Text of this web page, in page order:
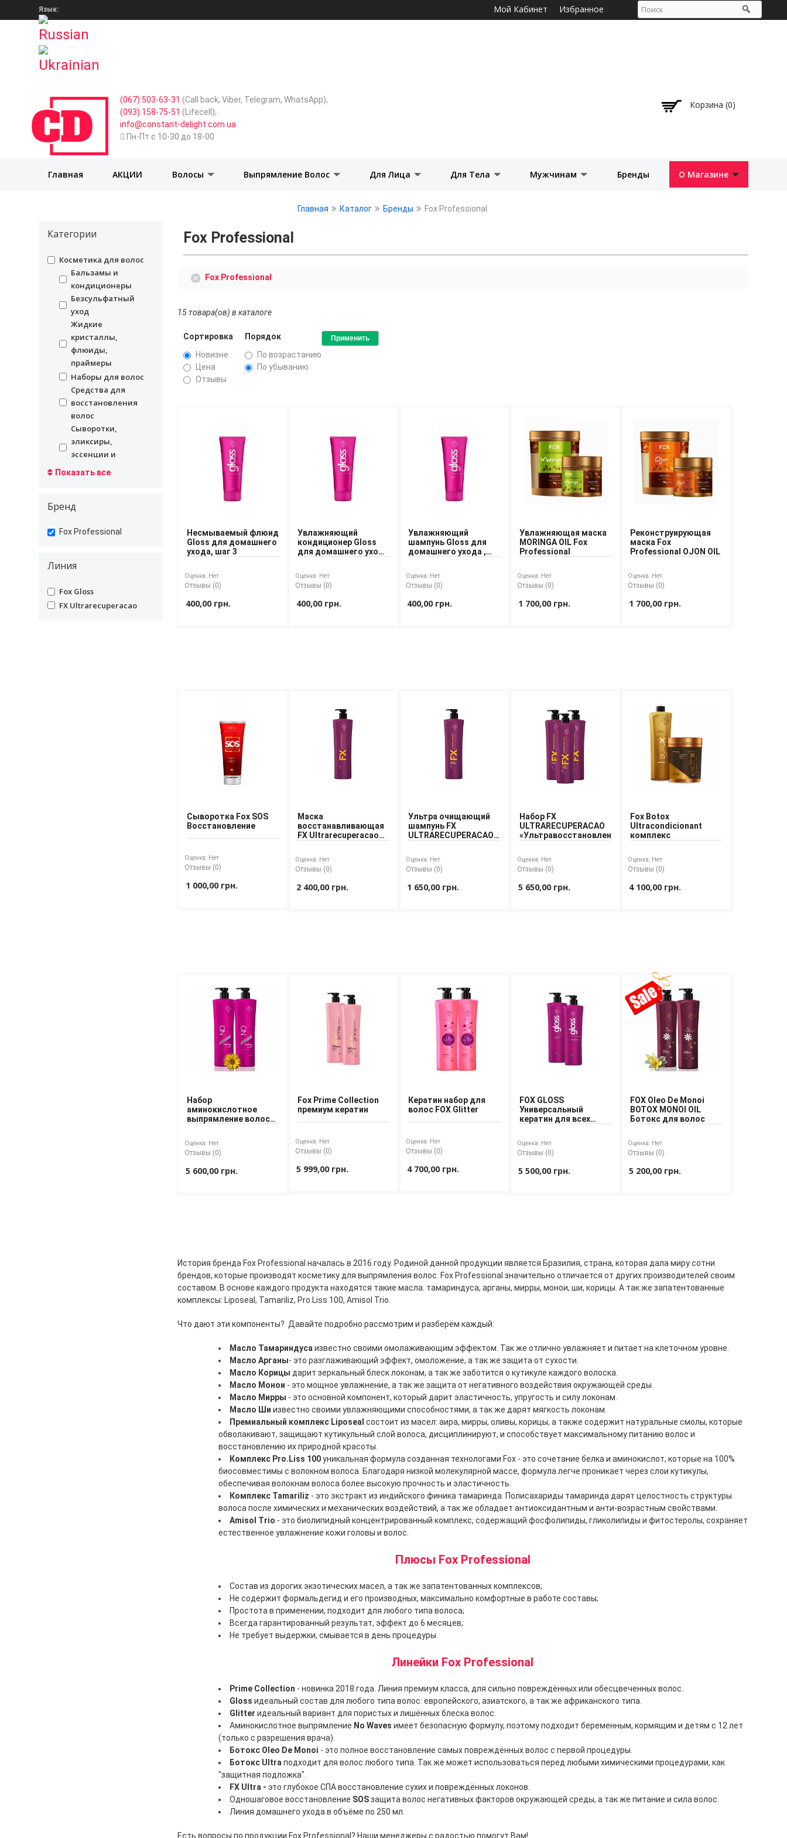
основному
Язык: Мой Кабинет Избранное
(067) 503-63-31 (Call back, Viber, Telegram, WhatsApp);
(093) 158-75-51 (Lifecell);
info@constant-delight.com.ua
Пн-Пт с 10-30 до 18-00
Корзина (0)
Главная АКЦИИ Волосы Выпрямление Волос Для Лица Для Тела Мужчинам Бренды О Магазине
Главная Каталог Бренды Fox Professional
Категории
undefined
Косметика для волос
undefined
Бальзамы и
кондиционеры
undefined
Безсульфатный
уход
undefined
Жидкие
кристаллы,
флюиды,
праймеры
undefined
Наборы для волос
undefined
Средства для
восстановления
волос
undefined
Сыворотки,
эликсиры,
эссенции и
undefined
Средства для
выпрямления волос
волос
Показать все
Бренд
undefined
Fox Professional
Линия
undefined
Fox Gloss
undefined
FX Ultrarecuperacao
Fox Professional
Fox Professional
15 товара(ов) в каталоге
Сортировка
Новизне
Цена
Отзывы
Порядок
По возрастанию
По убыванию
Несмываемый флюид
Gloss для домашнего
ухода, шаг 3
Оценка: Нет
Отзывы (0)
400,00 грн.
Увлажняющий
кондиционер Gloss
для домашнего ухода
Оценка: Нет
Отзывы (0)
400,00 грн.
Увлажняющий
шампунь Gloss для
домашнего ухода ,
Оценка: Нет
Отзывы (0)
400,00 грн.
Увлажняющая маска
MORINGA OIL Fox
Professional
Оценка: Нет
Отзывы (0)
1 700,00 грн.
Реконструирующая
маска Fox
Professional OJON OIL
Оценка: Нет
Отзывы (0)
1 700,00 грн.
Сыворотка Fox SOS
Восстановление
Оценка: Нет
Отзывы (0)
1 000,00 грн.
Маска
восстанавливающая
FX Ultrarecuperacao
Оценка: Нет
Отзывы (0)
2 400,00 грн.
Ультра очищающий
шампунь FX
ULTRARECUPERACAO
Оценка: Нет
Отзывы (0)
1 650,00 грн.
Набор FX
ULTRARECUPERACAO
«Ультравосстановление»
Оценка: Нет
Отзывы (0)
5 650,00 грн.
Fox Botox
Ultracondicionant
комплекс
Оценка: Нет
Отзывы (0)
4 100,00 грн.
Набор
аминокислотное
выпрямление волос
Оценка: Нет
Отзывы (0)
5 600,00 грн.
Fox Prime Collection
премиум кератин
Оценка: Нет
Отзывы (0)
5 999,00 грн.
Кератин набор для
волос FOX Glitter
Оценка: Нет
Отзывы (0)
4 700,00 грн.
FOX GLOSS
Универсальный
кератин для всех
Оценка: Нет
Отзывы (0)
5 500,00 грн.
FOX Oleo De Monoi
BOTOX MONOI OIL
Ботокс для волос
Оценка: Нет
Отзывы (0)
5 200,00 грн.
История бренда Fox Professional началась в 2016 году. Родиной данной продукции является Бразилия, страна, которая дала миру сотни
брендов, которые производят косметику для выпрямления волос. Fox Professional значительно отличается от других производителей своим
составом. В основе каждого продукта находятся такие масла: тамариндуса, арганы, мирры, монои, ши, корицы. А так же запатентованные
комплексы: Liposeal, Tamariliz, Pro.Liss 100, Amisol Trio.
Что дают эти компоненты? Давайте подробно рассмотрим и разберём каждый:
Масло Тамариндусаизвестно своими омолаживающим эффектом. Так же отлично увлажняет и питает на клеточном уровне.
Масло Арганы- это разглаживающий эффект, омоложение, а так же защита от сухости.
Масло Корицы дарит зеркальный блеск локонам, а так же заботится о кутикуле каждого волоска.
Масло Монои - это мощное увлажнение, а так же защита от негативного воздействия окружающей среды.
Масло Мирры - это основной компонент, который дарит эластичность, упругость и силу локонам.
Масло Ши известно своими увлажняющими способностями, а так же дарят мягкость локонам.
Премиальный комплекс Liposealсостоит из масел: аира, мирры, оливы, корицы, а также содержит натуральные смолы, которые
обволакивают, защищают кутикульный слой волоса, дисциплинируют, и способствует максимальному питанию волос и
восстановлению их природной красоты.
Комплекс Pro.Liss 100уникальная формула созданная технологами Fox - это сочетание белка и аминокислот, которые на 100%
биосовместимы с волокном волоса. Благодаря низкой молекулярной массе, формула легче проникает через слои кутикулы,
обеспечивая волокнам волоса более высокую прочность и эластичность.
Комплекс Tamariliz - это экстракт из индийского финика тамаринда. Полисахариды тамаринда дарят целостность структуры
волоса после химических и механических воздействий, а так же обладает антиоксидантным и анти-возрастным свойствами.
Amisol Trio - это биолипидный концентрированный комплекс, содержащий фосфолипиды, гликолипиды и фитостеролы, сохраняет
естественное увлажнение кожи головы и волос.
Плюсы Fox Professional
Состав из дорогих экзотических масел, а так же запатентованных комплексов;
Не содержит формальдегид и его производных, максимально комфортные в работе составы;
Простота в применении, подходит для любого типа волоса;
Всегда гарантированный результат, эффект до 6 месяцев;
Не требует выдержки, смывается в день процедуры.
Линейки Fox Professional
Prime Collection - новинка 2018 года. Линия премиум класса, для сильно повреждённых или обесцвеченных волос.
Gloss идеальный состав для любого типа волос: европейского, азиатского, а так же африканского типа.
Glitter идеальный вариант для пористых и лишённых блеска волос.
Аминокислотное выпрямление No Wavesимеет безопасную формулу, поэтому подходит беременным, кормящим и детям с 12 лет
(только с разрешения врача).
Ботокс Oleo De Monoi - это полное восстановление самых повреждённых волос с первой процедуры.
Ботокс Ultra подходит для волос любого типа. Так же может использоваться перед любыми химическими процедурами, как
"защитная подложка".
FX Ultra -это глубокое СПА восстановление сухих и повреждённых локонов.
Одношаговое восстановление SOSзащита волос негативных факторов окружающей среды, а так же питание и сила волос.
Линия домашнего ухода в объёме по 250 мл.
Есть вопросы по продукции Fox Professional? Наши менеджеры с радостью помогут Вам!